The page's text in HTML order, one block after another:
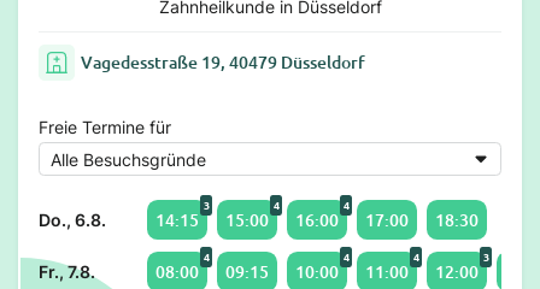
Zahnheilkunde in Düsseldorf
Vagedesstraße 19, 40479 Düsseldorf
Freie Termine für
Do., 6.8. 14:15
3
15:00
4
16:00
4
17:00 18:30
Fr., 7.8. 08:00
4
09:15 10:00
4
11:00
4
12:00
3